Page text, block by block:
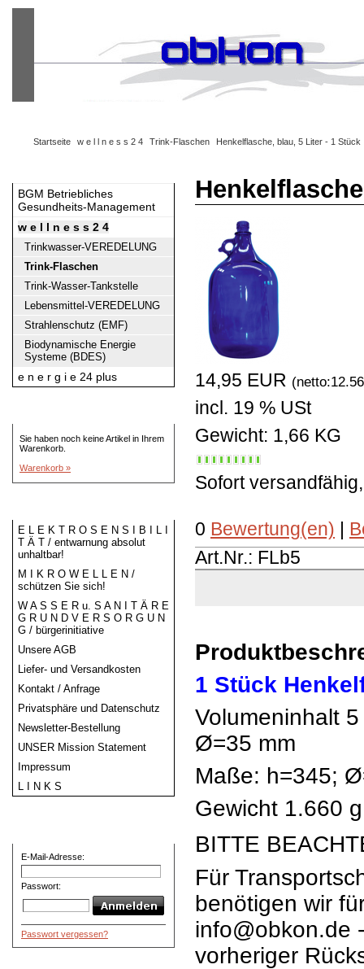
Startseite w e l l n e s s 2 4 Trink-Flaschen Henkelflasche, blau, 5 Liter - 1 Stück
BGM Betriebliches
Gesundheits-Management
w e l l n e s s 2 4
Trinkwasser-VEREDELUNG
Trink-Flaschen
Trink-Wasser-Tankstelle
Lebensmittel-VEREDELUNG
Strahlenschutz (EMF)
Biodynamische Energie
Systeme (BDES)
e n e r g i e 24 plus
Sie haben noch keine Artikel in Ihrem
Warenkorb.
Warenkorb »
E L E K T R O S E N S I B I L I
T Ä T / entwarnung absolut
unhaltbar!
M I K R O W E L L E N /
schützen Sie sich!
W A S S E R u. S A N I T Ä R E
G R U N D V E R S O R G U N
G / bürgerinitiative
Unsere AGB
Liefer- und Versandkosten
Kontakt / Anfrage
Privatsphäre und Datenschutz
Newsletter-Bestellung
UNSER Mission Statement
Impressum
L I N K S
E-Mail-Adresse:
Passwort:
Passwort vergessen?
14,95 EUR
incl. 19 % USt
Gewicht: 1,66 KG
Sofort
0 Bewertung(en)
Art.Nr.: FLb5
1 Stück
Volumeninhalt
Ø=35 mm
Maße: h=345;
Gewicht 1.660 g
BITTE
Für
benötigen wir
info@obkon.de
vorheriger